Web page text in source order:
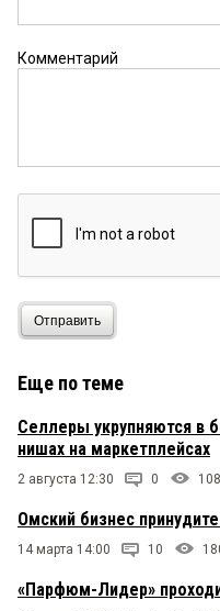
Комментарий
Отправить
Еще по теме
Селлеры укрупняются в
нишах на маркетплейсах
2 августа 12:30 0
Омский бизнес
14 марта 14:00 10
«Парфюм-Лидер»